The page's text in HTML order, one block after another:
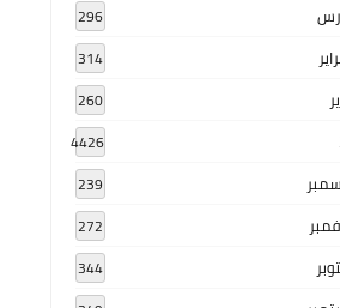
296
314
260
4426
239
272
344